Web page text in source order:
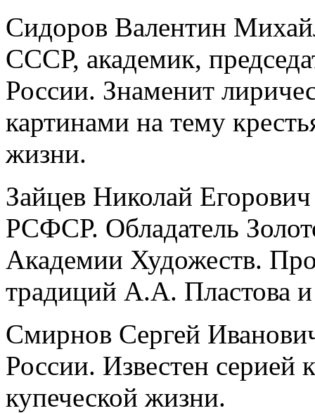
Сидоров Валентин
СССР, академик,
России. Знаменит
картинами на тему
жизни.
Зайцев Николай
РСФСР. Обладатель
Академии Художеств.
традиций А.А. Пластова и
Смирнов Сергей
России. Известен серией
купеческой жизни.